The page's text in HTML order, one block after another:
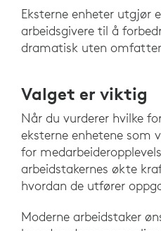
Eksterne enheter utgjør
arbeidsgivere til å
dramatisk uten
Valget er viktig
Når du vurderer hvilke
eksterne enhetene
for
arbeidstakernes økte
hvordan de utfører
Moderne arbeidstaker